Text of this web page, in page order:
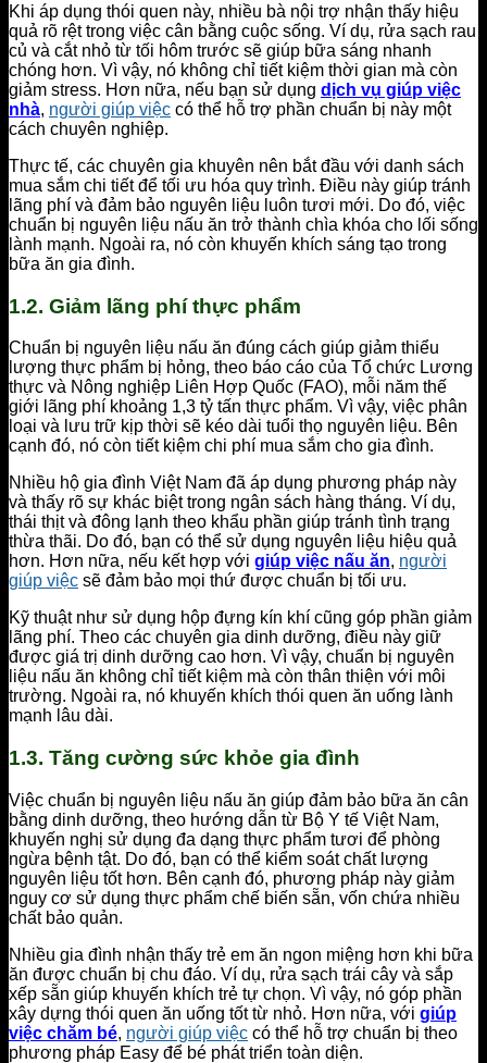
Khi áp dụng thói quen này, nhiều bà nội trợ nhận thấy hiệu
quả rõ rệt trong việc cân bằng cuộc sống. Ví dụ, rửa sạch rau
củ và cắt nhỏ từ tối hôm trước sẽ giúp bữa sáng nhanh
chóng hơn. Vì vậy, nó không chỉ tiết kiệm thời gian mà còn
giảm stress. Hơn nữa, nếu bạn sử dụng dịch vụ giúp việc
nhà, người giúp việc có thể hỗ trợ phần chuẩn bị này một
cách chuyên nghiệp.
Thực tế, các chuyên gia khuyên nên bắt đầu với danh sách
mua sắm chi tiết để tối ưu hóa quy trình. Điều này giúp tránh
lãng phí và đảm bảo nguyên liệu luôn tươi mới. Do đó, việc
chuẩn bị nguyên liệu nấu ăn trở thành chìa khóa cho lối sống
lành mạnh. Ngoài ra, nó còn khuyến khích sáng tạo trong
bữa ăn gia đình.
1.2. Giảm lãng phí thực phẩm
Chuẩn bị nguyên liệu nấu ăn đúng cách giúp giảm thiểu
lượng thực phẩm bị hỏng, theo báo cáo của Tổ chức Lương
thực và Nông nghiệp Liên Hợp Quốc (FAO), mỗi năm thế
giới lãng phí khoảng 1,3 tỷ tấn thực phẩm. Vì vậy, việc phân
loại và lưu trữ kịp thời sẽ kéo dài tuổi thọ nguyên liệu. Bên
cạnh đó, nó còn tiết kiệm chi phí mua sắm cho gia đình.
Nhiều hộ gia đình Việt Nam đã áp dụng phương pháp này
và thấy rõ sự khác biệt trong ngân sách hàng tháng. Ví dụ,
thái thịt và đông lạnh theo khẩu phần giúp tránh tình trạng
thừa thãi. Do đó, bạn có thể sử dụng nguyên liệu hiệu quả
hơn. Hơn nữa, nếu kết hợp với giúp việc nấu ăn, người
giúp việc sẽ đảm bảo mọi thứ được chuẩn bị tối ưu.
Kỹ thuật như sử dụng hộp đựng kín khí cũng góp phần giảm
lãng phí. Theo các chuyên gia dinh dưỡng, điều này giữ
được giá trị dinh dưỡng cao hơn. Vì vậy, chuẩn bị nguyên
liệu nấu ăn không chỉ tiết kiệm mà còn thân thiện với môi
trường. Ngoài ra, nó khuyến khích thói quen ăn uống lành
mạnh lâu dài.
1.3. Tăng cường sức khỏe gia đình
Việc chuẩn bị nguyên liệu nấu ăn giúp đảm bảo bữa ăn cân
bằng dinh dưỡng, theo hướng dẫn từ Bộ Y tế Việt Nam,
khuyến nghị sử dụng đa dạng thực phẩm tươi để phòng
ngừa bệnh tật. Do đó, bạn có thể kiểm soát chất lượng
nguyên liệu tốt hơn. Bên cạnh đó, phương pháp này giảm
nguy cơ sử dụng thực phẩm chế biến sẵn, vốn chứa nhiều
chất bảo quản.
Nhiều gia đình nhận thấy trẻ em ăn ngon miệng hơn khi bữa
ăn được chuẩn bị chu đáo. Ví dụ, rửa sạch trái cây và sắp
xếp sẵn giúp khuyến khích trẻ tự chọn. Vì vậy, nó góp phần
xây dựng thói quen ăn uống tốt từ nhỏ. Hơn nữa, với giúp
việc chăm bé, người giúp việc có thể hỗ trợ chuẩn bị theo
phương pháp Easy để bé phát triển toàn diện.